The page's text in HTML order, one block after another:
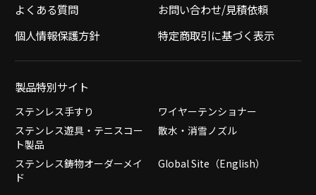
よくある質問
お問い合わせ/見積依頼
個人情報保護方針
特定商取引に基づく表示
製品特別サイト
ステンレス手すり
ワイヤーテンショナー
ステンレス遊具・テニスコー
ト製品
散水・消雪ノズル
ステンレス鋳物オーダーメイ
ド
Global Site（English）